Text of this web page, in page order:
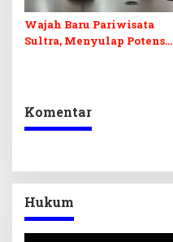
Wajah Baru Pariwisata
Sultra, Menyulap Potensi
Komentar
Hukum